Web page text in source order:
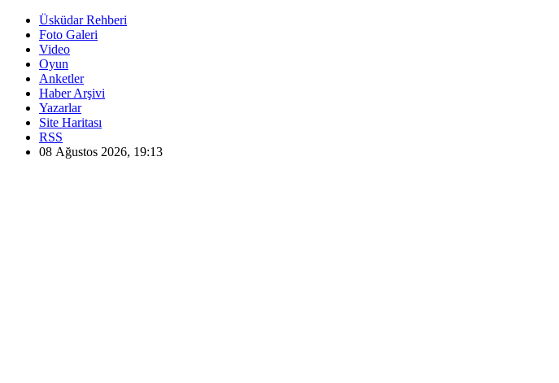
Üsküdar Rehberi
Foto Galeri
Video
Oyun
Anketler
Haber Arşivi
Yazarlar
Site Haritası
RSS
08 Ağustos 2026, 19:13